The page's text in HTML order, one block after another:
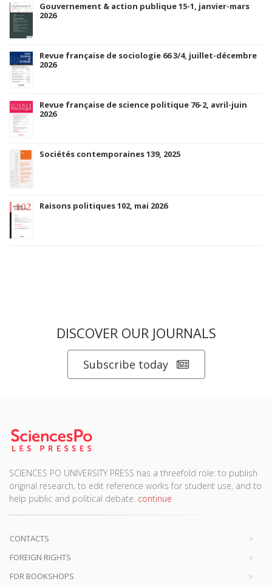
Gouvernement & action publique 15-1, janvier-mars
2026
Revue française de sociologie 66 3/4, juillet-décembre
2026
Revue française de science politique 76-2, avril-juin
2026
Sociétés contemporaines 139, 2025
Raisons politiques 102, mai 2026
DISCOVER OUR JOURNALS
Subscribe today
SCIENCES PO UNIVERSITY PRESS has a threefold role: to publish
original research, to edit reference works for student use, and to
help public and political debate. continue
CONTACTS
FOREIGN RIGHTS
FOR BOOKSHOPS